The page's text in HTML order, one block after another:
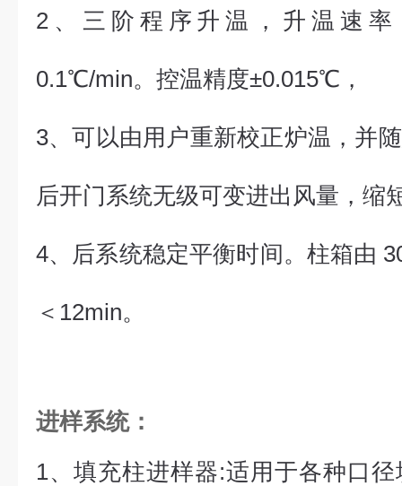
2、 三阶程序升温，升温速
0.1℃/min。控温精度±0.015℃，
3、可以由用户重新校正炉温，并
后开门系统无级可变进出风量，缩
4、 后系统稳定平衡时间。柱箱由
＜12min。
进样系统：
1、填充柱进样器:适用于各种口